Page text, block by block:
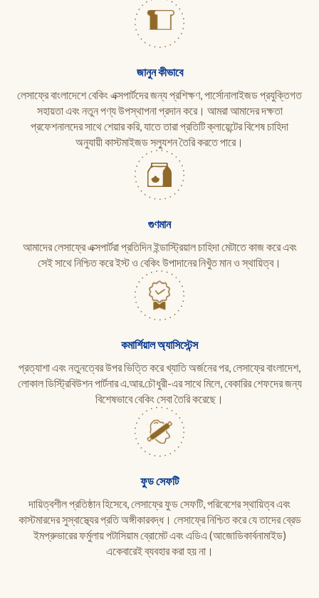
জানুন কীভাবে
লেসাফ্রে বাংলাদেশে বেকিং এক্সপার্টদের জন্য প্রশিক্ষণ, পার্সোনালাইজড প্রযুক্তিগত
সহায়তা এবং নতুন পণ্য উপস্থাপনা প্রদান করে। আমরা আমাদের দক্ষতা
প্রফেশনালদের সাথে শেয়ার করি, যাতে তারা প্রতিটি ক্লায়েন্টের বিশেষ চাহিদা
অনুযায়ী কাস্টমাইজড সল্যুশন তৈরি করতে পারে।
গুণমান
আমাদের লেসাফ্রে এক্সপার্টরা প্রতিদিন ইন্ডাস্ট্রিয়াল চাহিদা মেটাতে কাজ করে এবং
সেই সাথে নিশ্চিত করে ইস্ট ও বেকিং উপাদানের নিখুঁত মান ও স্থায়িত্ব।
কমার্শিয়াল অ্যাসিস্টেন্স
প্রত্যাশা এবং নতুনত্বের উপর ভিত্তি করে খ্যাতি অর্জনের পর, লেসাফ্রে বাংলাদেশ,
লোকাল ডিস্ট্রিবিউশন পার্টনার এ.আর.চৌধুরী-এর সাথে মিলে, বেকারির শেফদের জন্য
বিশেষভাবে বেকিং সেবা তৈরি করেছে।
ফুড সেফটি
দায়িত্বশীল প্রতিষ্ঠান হিসেবে, লেসাফ্রে ফুড সেফটি, পরিবেশের স্থায়িত্ব এবং
কাস্টমারদের সুস্বাস্থ্যের প্রতি অঙ্গীকারবদ্ধ। লেসাফ্রে নিশ্চিত করে যে তাদের ব্রেড
ইমপ্রুভারের ফর্মুলায় পটাসিয়াম ব্রোমেট এবং এডিএ (আজোডিকার্বনামাইড)
একেবারেই ব্যবহার করা হয় না।